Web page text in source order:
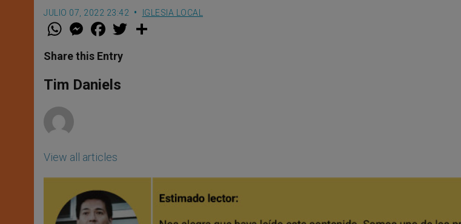
JULIO 07, 2022 23:42 IGLESIA LOCAL
W
t
s
p
p
M
e
s
e
g
e
F
a
e
b
o
k
w
Share this Entry
Tim Daniels
View all articles